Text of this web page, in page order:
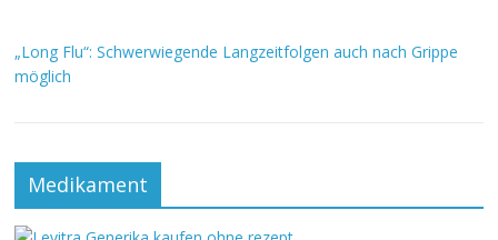
„Long Flu“: Schwerwiegende Langzeitfolgen auch nach Grippe
möglich
Medikament